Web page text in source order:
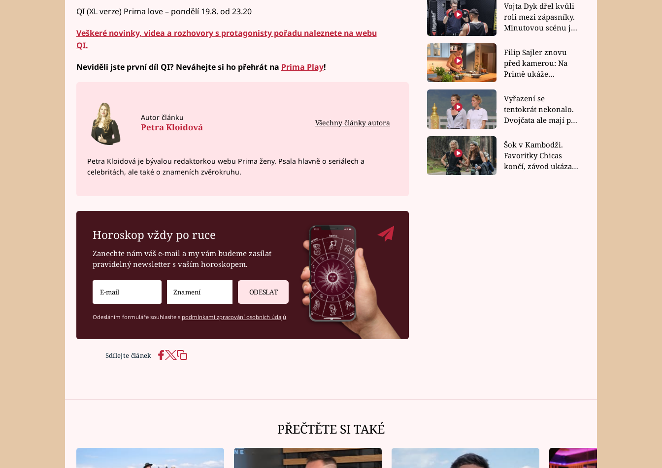
QI (XL verze) Prima love – pondělí 19.8. od 23.20
Veškeré novinky, videa a rozhovory s protagonisty pořadu naleznete na webu
QI.
Neviděli jste první díl QI? Neváhejte si ho přehrát na Prima Play!
Autor článku
Petra Kloidová Všechny články autora
Petra Kloidová je bývalou redaktorkou webu Prima ženy. Psala hlavně o seriálech a
celebritách, ale také o znameních zvěrokruhu.
Horoskop vždy po ruce
Zanechte nám váš e-mail a my vám budeme zasílat
pravidelný newsletter s vaším horoskopem.
ODESLAT
Odesláním formuláře souhlasíte s podmínkami zpracování osobních údajů
Sdílejte článek
Vojta Dyk dřel kvůli
roli mezi zápasníky.
Minutovou scénu jel
Filip Sajler znovu
před kamerou: Na
Primě ukáže
rychlé recepty
Vyřazení se
tentokrát nekonalo.
Dvojčata ale mají po
závodu nůž na krku
Šok v Kambodži.
Favoritky Chicas
končí, závod ukázal
PŘEČTĚTE SI TAKÉ